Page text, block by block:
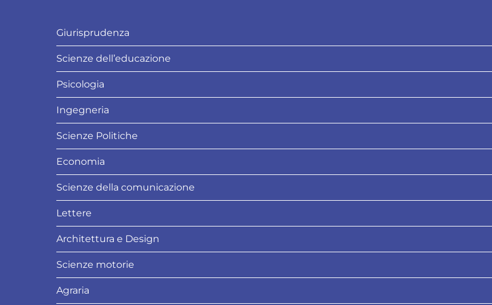
Giurisprudenza
Scienze dell’educazione
Psicologia
Ingegneria
Scienze Politiche
Economia
Scienze della comunicazione
Lettere
Architettura e Design
Scienze motorie
Agraria